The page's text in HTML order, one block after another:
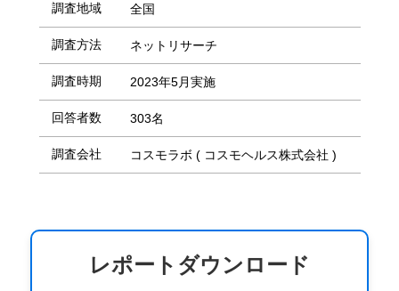
調査地域 全国
調査方法 ネットリサーチ
調査時期 2023年5月実施
回答者数 303名
調査会社 コスモラボ ( コスモヘルス株式会社 )
レポートダウンロード